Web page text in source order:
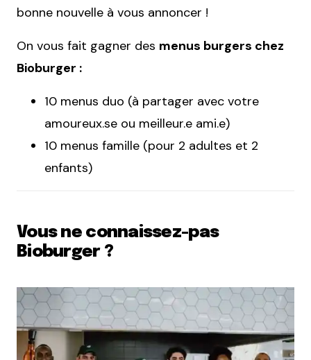
bonne nouvelle à vous annoncer !
On vous fait gagner des menus burgers chez
Bioburger :
10 menus duo (à partager avec votre
amoureux.se ou meilleur.e ami.e)
10 menus famille (pour 2 adultes et 2
enfants)
Vous ne connaissez-pas
Bioburger ?